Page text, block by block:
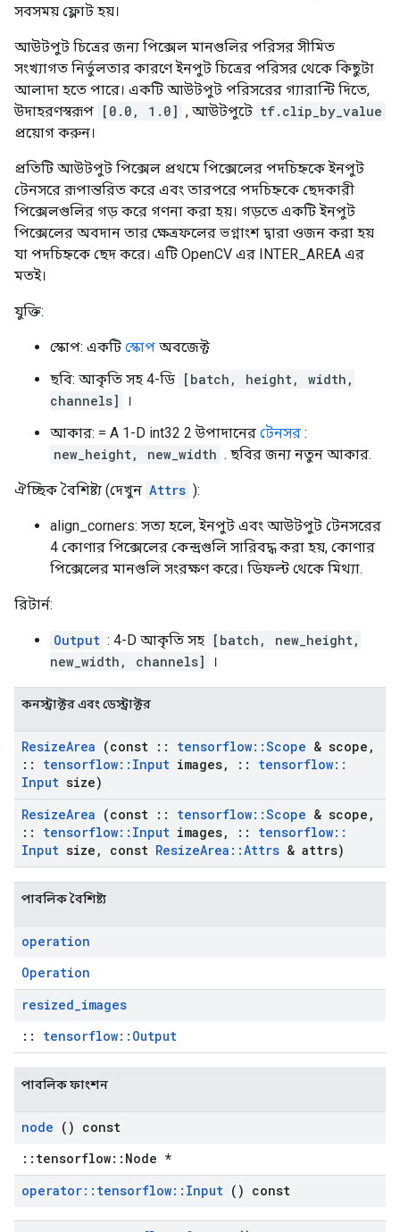
সবসময় ফ্লোট হয়।
আউটপুট চিত্রের জন্য পিক্সেল মানগুলির পরিসর সীমিত
সংখ্যাগত নির্ভুলতার কারণে ইনপুট চিত্রের পরিসর থেকে কিছুটা
আলাদা হতে পারে। একটি আউটপুট পরিসরের গ্যারান্টি দিতে,
উদাহরণস্বরূপ [0.0, 1.0] , আউটপুটে tf.clip_by_value
প্রয়োগ করুন।
প্রতিটি আউটপুট পিক্সেল প্রথমে পিক্সেলের পদচিহ্নকে ইনপুট
টেনসরে রূপান্তরিত করে এবং তারপরে পদচিহ্নকে ছেদকারী
পিক্সেলগুলির গড় করে গণনা করা হয়। গড়তে একটি ইনপুট
পিক্সেলের অবদান তার ক্ষেত্রফলের ভগ্নাংশ দ্বারা ওজন করা হয়
যা পদচিহ্নকে ছেদ করে। এটি OpenCV এর INTER_AREA এর
মতই।
যুক্তি:
স্কোপ: একটি স্কোপ অবজেক্ট
ছবি: আকৃতি সহ 4-ডি [batch, height, width,
channels]
।
আকার: = A 1-D int32 2 উপাদানের টেনসর :
new_height, new_width . ছবির জন্য নতুন আকার.
ঐচ্ছিক বৈশিষ্ট্য (দেখুন Attrs ):
align_corners: সত্য হলে, ইনপুট এবং আউটপুট টেনসরের
4 কোণার পিক্সেলের কেন্দ্রগুলি সারিবদ্ধ করা হয়, কোণার
পিক্সেলের মানগুলি সংরক্ষণ করে। ডিফল্ট থেকে মিথ্যা.
রিটার্ন:
Output : 4-D আকৃতি সহ [batch, new_height,
new_width, channels]
।
কনস্ট্রাক্টর এবং ডেস্ট্রাক্টর
ResizeArea (const :: tensorflow::Scope & scope ,
::
tensorflow:: Input images, :: tensorflow::
Input size)
ResizeArea (const :: tensorflow::Scope & scope ,
::
tensorflow:: Input images, :: tensorflow::
Input size , const ResizeArea ::Attrs & attrs)
পাবলিক বৈশিষ্ট্য
operation
Operation
resized_images
:: tensorflow::Output
পাবলিক ফাংশন
node () const
::tensorflow::Node *
operator:: tensorflow:: Input () const